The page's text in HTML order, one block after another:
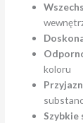
koloru
Szybkie